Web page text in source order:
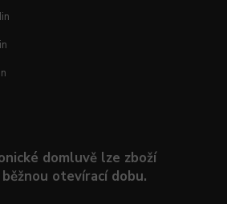
domluvě lze zboží
otevírací dobu.